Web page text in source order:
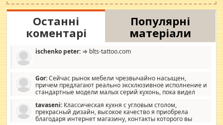
Останні
коментарі
Популярні
матеріали
ischenko peter: ⇒ blts-tattoo.com
Gor:Сейчас рынок мебели чрезвычайно насыщен,
причем предлагают реально эксклюзивное исполнение и
стандартные модели малых серий кухонь, пока видел
стандартные формы, в MebelOk, креативненько и что главное -
со вкусом все в порядке, без ненужных наворотов удорожающих
мебель, а это не последний фактор.
tavaseni: Классическая кухня с угловым столом,
прекрасный дизайн, высокое качество я приобрела
благодаря интернет магазину, контакты которого вы